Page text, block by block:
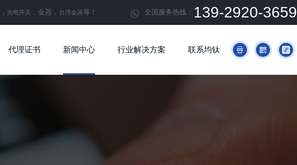
， 光电开关 ，金器， 台湾金器等！  全国服务热线： 139-2920-3659
代理证书 新闻中心 行业解决方案 联系均钛   